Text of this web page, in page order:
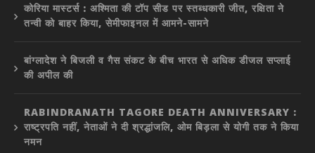
कोरिया मास्टर्स : अश्मिता की टॉप सीड पर स्तब्धकारी जीत, रक्षिता ने
तन्वी को बाहर किया, सेमीफाइनल में आमने-सामने
बांग्लादेश ने बिजली व गैस संकट के बीच भारत से अधिक डीजल सप्लाई
की अपील की
RABINDRANATH TAGORE DEATH ANNIVERSARY :
राष्ट्रपति नहीं, नेताओं ने दी श्रद्धांजलि, ओम बिड़ला से योगी तक ने किया
नमन